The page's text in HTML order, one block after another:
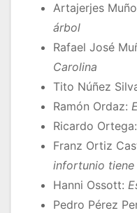
Artajerjes
árbol
Rafael José
Carolina
Tito Núñez
Ramón Ordaz:
Ricardo Ortega:
Franz Ortiz
infortunio tiene
Hanni Ossott:
Pedro Pérez